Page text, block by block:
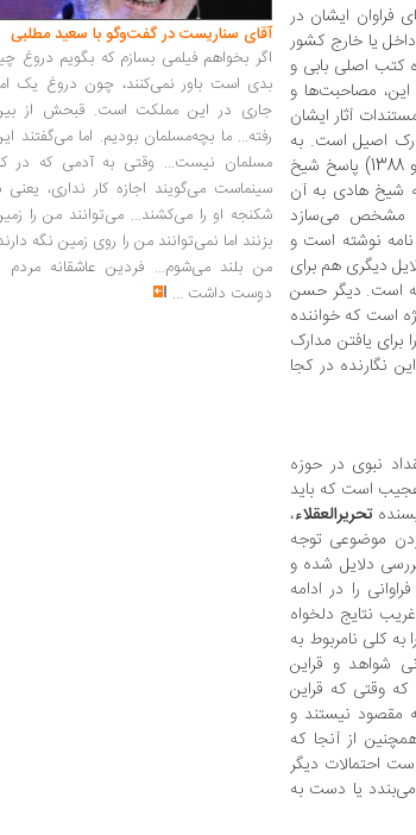
فراوان ایشان در
یا خارج کشور
کتب اصلی بابی و
این، مصاحبت‌ها و
آثار ایشان
اصیل است. به
(1312، 1378 و 1388) پاسخ شیخ
شیخ هادی به آن
مشخص می‌سازد
نامه نوشته است و
دیگری هم برای
است. دیگر حسن
است که خواننده
برای یافتن مدارک
نگارنده در کجا
نبوی در حوزه
است که باید
تحریرالعقلاء،
موضوعی توجه
دلایل شده و
را در ادامه
نتایج دلخواه
کلی نامربوط به
شواهد و قراین
وقتی که قراین
مقصود نیستند و
از آنجا که
احتمالات دیگر
یا دست به
آقای سناریست در گفت‌وگو با سعید مطلبی
اگر بخواهم فیلمی بسازم که بگویم دروغ
بدی است باور نمی‌کنند، چون دروغ یک
جاری در این مملکت است. قبحش از
رفته... ما بچه‌مسلمان بودیم. اما می‌گفتند
مسلمان نیست... وقتی به آدمی که در
سینماست می‌گویند اجازه کار نداری، یعنی
شکنجه او را می‌کشند... می‌توانند من را
بزنند اما نمی‌توانند من را روی زمین نگه
من بلند می‌شوم... فردین عاشقانه مردم
دوست داشت ...